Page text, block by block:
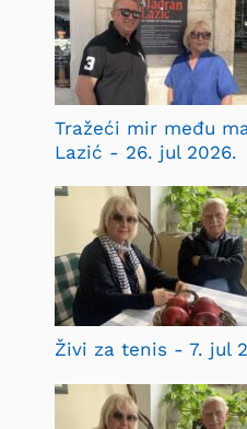
Tražeći mir među
Lazić - 26. jul 2026.
Živi za tenis - 7. jul